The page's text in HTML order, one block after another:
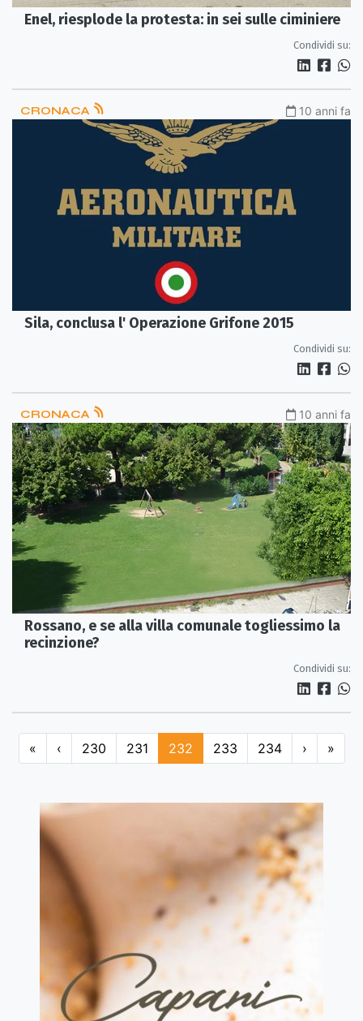
Enel, riesplode la protesta: in sei sulle ciminiere
Condividi su:
CRONACA 10 anni fa
Sila, conclusa l' Operazione Grifone 2015
Condividi su:
CRONACA 10 anni fa
Rossano, e se alla villa comunale togliessimo la
recinzione?
Condividi su:
« ‹ 230 231 232 233 234 › »